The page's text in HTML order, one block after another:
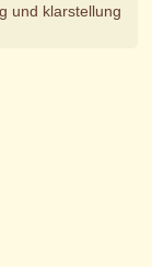
und klarstellung